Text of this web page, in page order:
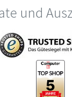
und